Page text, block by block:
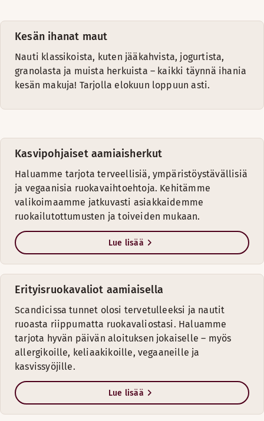
Kesän ihanat maut
Nauti klassikoista, kuten jääkahvista, jogurtista,
granolasta ja muista herkuista – kaikki täynnä ihania
kesän makuja! Tarjolla elokuun loppuun asti.
Kasvipohjaiset aamiaisherkut
Haluamme tarjota terveellisiä, ympäristöystävällisiä
ja vegaanisia ruokavaihtoehtoja. Kehitämme
valikoimaamme jatkuvasti asiakkaidemme
ruokailutottumusten ja toiveiden mukaan.
Lue lisää
Erityisruokavaliot aamiaisella
Scandicissa tunnet olosi tervetulleeksi ja nautit
ruoasta riippumatta ruokavaliostasi. Haluamme
tarjota hyvän päivän aloituksen jokaiselle – myös
allergikoille, keliaakikoille, vegaaneille ja
kasvissyöjille.
Lue lisää